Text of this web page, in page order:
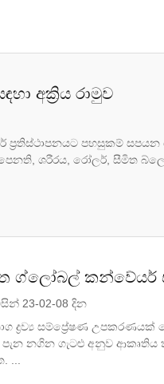
අක්‍රිය රාමුව
පහසුකම්
ශරීරය, රෝලර්, සීමිත
ග්ලෝබල් කන්වේයර්
23-02-08 දින
ද්‍රව්‍ය සම්ප්‍රේෂණ උපකරණයක්
නගින ගැටළු අනුව
...